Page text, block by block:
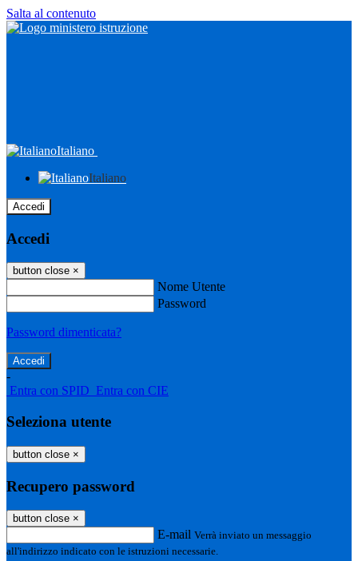
Salta al contenuto
Italiano
Italiano
Accedi
Accedi
button close ×
Nome Utente
Password
Password dimenticata?
-
Entra con SPID Entra con CIE
Seleziona utente
button close ×
Recupero password
button close ×
E-mail Verrà inviato un messaggio
all'indirizzo indicato con le istruzioni necessarie.